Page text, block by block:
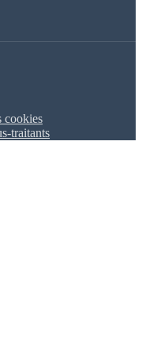
cookies
traitants